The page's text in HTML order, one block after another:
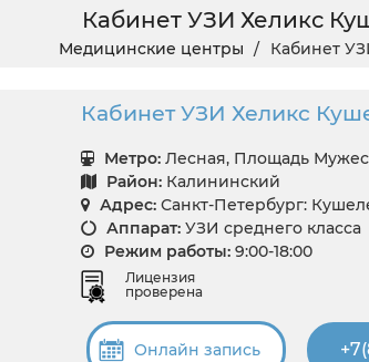
Кабинет УЗИ Хеликс
Медицинские центры Кабинет
Кабинет УЗИ Хеликс
Метро: Лесная, Площадь
Район: Калининский
Адрес: Санкт-Петербург:
Аппарат: УЗИ среднего класса
Режим работы: 9:00-18:00
Лицензия
проверена
Онлайн запись